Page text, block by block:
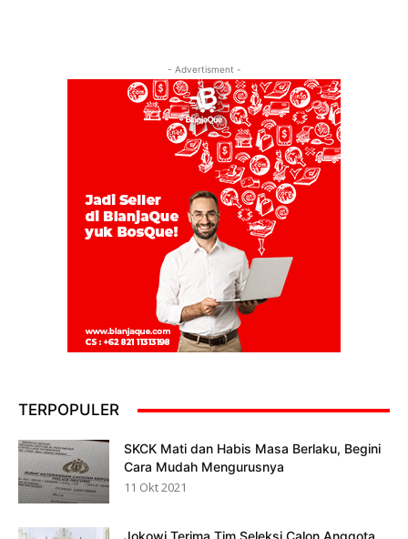
- Advertisment -
TERPOPULER
SKCK Mati dan Habis Masa Berlaku, Begini
Cara Mudah Mengurusnya
11 Okt 2021
Jokowi Terima Tim Seleksi Calon Anggota